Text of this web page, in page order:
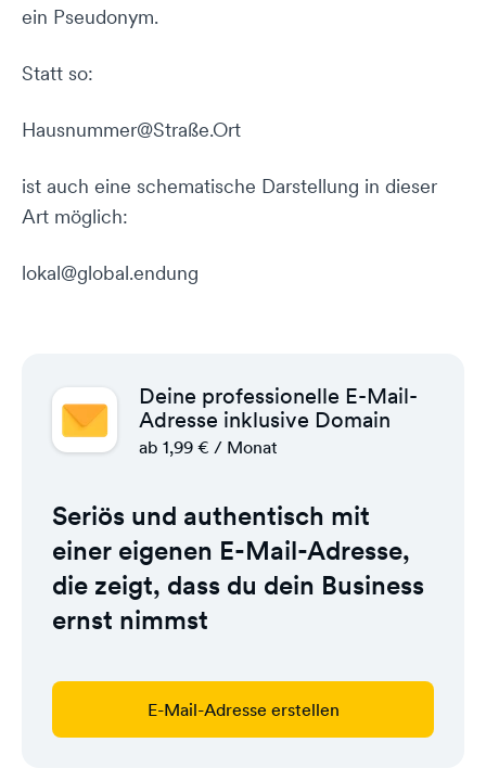
ein Pseudonym.
Statt so:
Hausnummer@Straße.Ort
ist auch eine schematische Darstellung in dieser
Art möglich:
lokal@global.endung
Deine professionelle E-Mail-
Adresse inklusive Domain
ab 1,99 € / Monat
Seriös und authentisch mit
einer eigenen E-Mail-Adresse,
die zeigt, dass du dein Business
ernst nimmst
E-Mail-Adresse erstellen